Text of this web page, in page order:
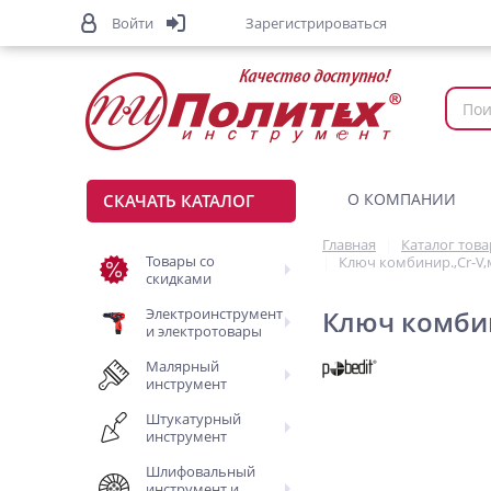
СКАЧАТЬ КАТАЛОГ
Товары со
скидками
Электроинструмент
и электротовары
Малярный
инструмент
Штукатурный
инструмент
Шлифовальный
О КОМПАНИИ
Главная
Каталог
Ключ комбинир.,Cr-
Ключ
Войти Зарегистрироваться